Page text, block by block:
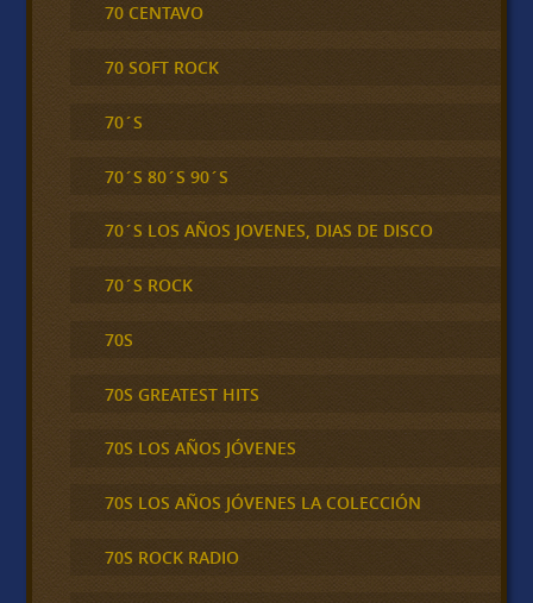
70 CENTAVO
70 SOFT ROCK
70´S
70´S 80´S 90´S
70´S LOS AÑOS JOVENES, DIAS DE DISCO
70´S ROCK
70S
70S GREATEST HITS
70S LOS AÑOS JÓVENES
70S LOS AÑOS JÓVENES LA COLECCIÓN
70S ROCK RADIO